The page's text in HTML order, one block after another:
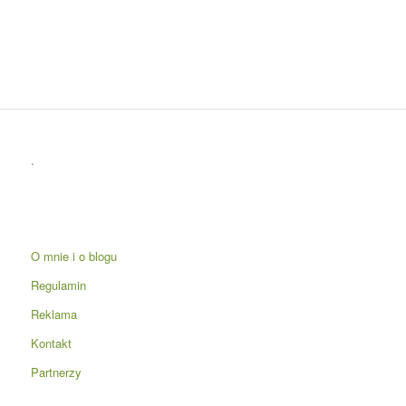
.
O mnie i o blogu
Regulamin
Reklama
Kontakt
Partnerzy